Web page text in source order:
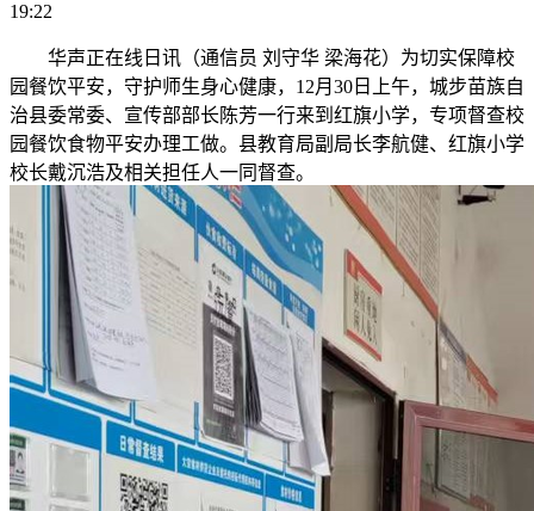
19:22
华声正在线日讯（通信员 刘守华 梁海花）为切实保障校
园餐饮平安，守护师生身心健康，12月30日上午，城步苗族自
治县委常委、宣传部部长陈芳一行来到红旗小学，专项督查校
园餐饮食物平安办理工做。县教育局副局长李航健、红旗小学
校长戴沉浩及相关担任人一同督查。